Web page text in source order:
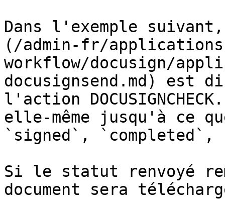
Dans l'exemple suivant,
(/admin-fr/
workflow/docusign/
docusignsend.md) est
l'action
elle-même jusqu'à ce
`signed`,
Si le statut renvoyé
document sera